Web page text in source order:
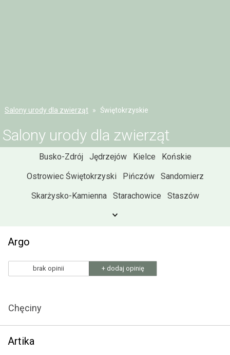
Salony urody dla zwierząt Świętokrzyskie
Salony urody dla zwierząt
Busko-Zdrój Jędrzejów Kielce
Końskie
Ostrowiec Świętokrzyski
Pińczów
Sandomierz
Skarżysko-Kamienna
Starachowice Staszów
Argo
brak opinii + dodaj opinię
Chęciny
Artika